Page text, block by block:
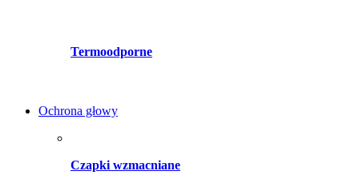
Termoodporne
Ochrona głowy
Czapki wzmacniane